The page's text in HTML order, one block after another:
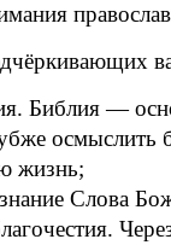
Библия —
осмыслить
жизнь;
Слова